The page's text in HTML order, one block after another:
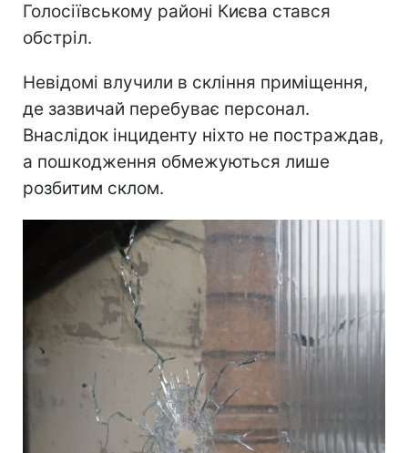
Голосіївському районі Києва стався
обстріл.
Невідомі влучили в скління приміщення,
де зазвичай перебуває персонал.
Внаслідок інциденту ніхто не постраждав,
а пошкодження обмежуються лише
розбитим склом.